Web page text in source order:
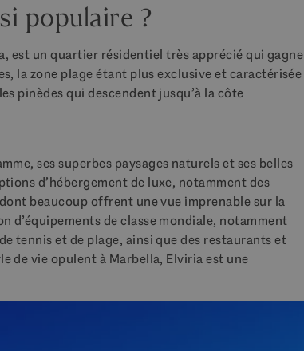
populaire ?
est un quartier résidentiel très apprécié qui gagne
la zone plage étant plus exclusive et caractérisée
pinèdes qui descendent jusqu’à la côte
ses superbes paysages naturels et ses belles
d’hébergement de luxe, notamment des
beaucoup offrent une vue imprenable sur la
d’équipements de classe mondiale, notamment
tennis et de plage, ainsi que des restaurants et
de vie opulent à Marbella, Elviria est une